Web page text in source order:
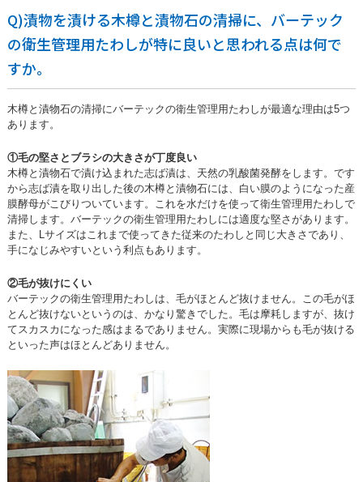
Q)漬物を漬ける木樽と漬物石の清掃に、バーテック
の衛生管理用たわしが特に良いと思われる点は何で
すか。
木樽と漬物石の清掃にバーテックの衛生管理用たわしが最適な理由は5つ
あります。
①毛の堅さとブラシの大きさが丁度良い
木樽と漬物石で漬け込まれた志ば漬は、天然の乳酸菌発酵をします。です
から志ば漬を取り出した後の木樽と漬物石には、白い膜のようになった産
膜酵母がこびりついています。これを水だけを使って衛生管理用たわしで
清掃します。バーテックの衛生管理用たわしには適度な堅さがあります。
また、Lサイズはこれまで使ってきた従来のたわしと同じ大きさであり、
手になじみやすいという利点もあります。
②毛が抜けにくい
バーテックの衛生管理用たわしは、毛がほとんど抜けません。この毛がほ
とんど抜けないというのは、かなり驚きでした。毛は摩耗しますが、抜け
てスカスカになった感はまるでありません。実際に現場からも毛が抜ける
といった声はほとんどありません。